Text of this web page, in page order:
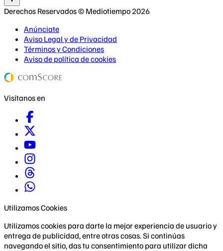
Derechos Reservados © Mediotiempo 2026
Anúnciate
Aviso Legal y de Privacidad
Términos y Condiciones
Aviso de política de cookies
Visítanos en
Utilizamos Cookies
Utilizamos cookies para darte la mejor experiencia de usuario y
entrega de publicidad, entre otras cosas. Si continúas
navegando el sitio, das tu consentimiento para utilizar dicha